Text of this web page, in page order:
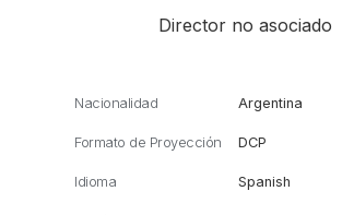
Director no asociado
Nacionalidad Argentina
Formato de Proyección DCP
Idioma Spanish